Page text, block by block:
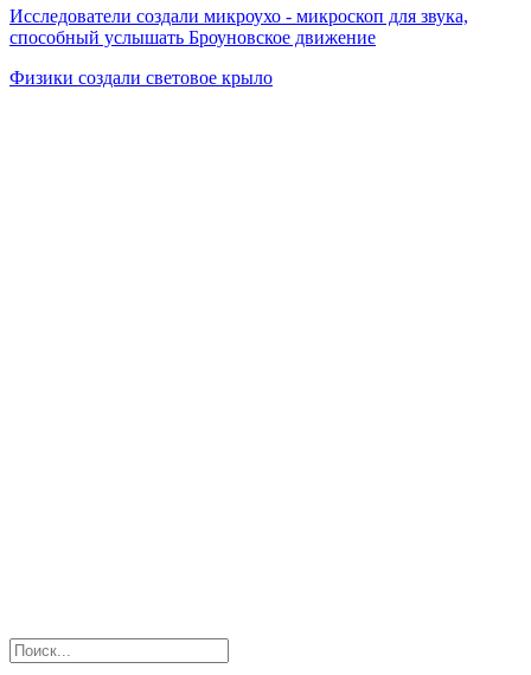
Исследователи создали микроухо - микроскоп для звука,
способный услышать Броуновское движение
Физики создали световое крыло